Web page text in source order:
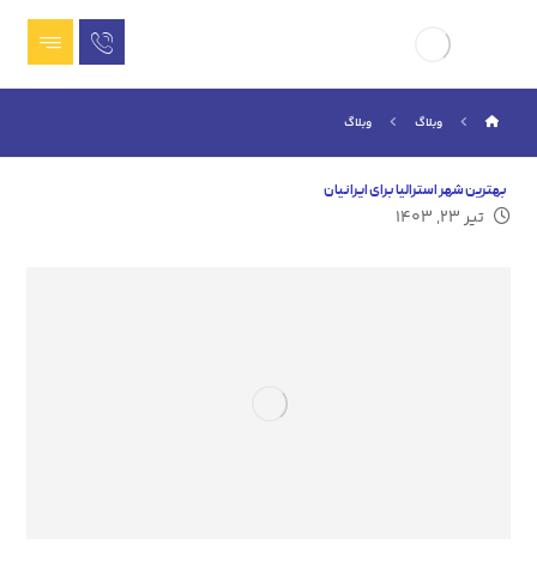
وبلاگ وبلاگ
بهترین شهر استرالیا برای ایرانیان
تیر ۲۳, ۱۴۰۳